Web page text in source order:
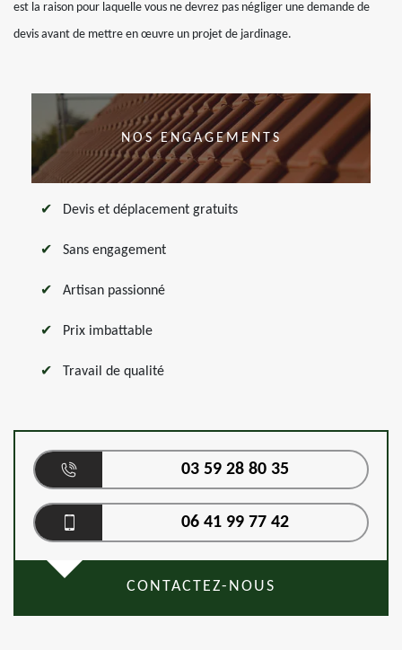
est la raison pour laquelle vous ne devrez pas négliger une demande de
devis avant de mettre en œuvre un projet de jardinage.
NOS ENGAGEMENTS
Devis et déplacement gratuits
Sans engagement
Artisan passionné
Prix imbattable
Travail de qualité
03 59 28 80 35
06 41 99 77 42
CONTACTEZ-NOUS